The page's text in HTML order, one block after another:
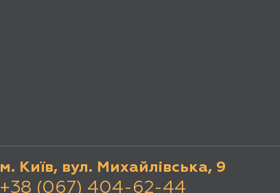
м. Київ, вул. Михайлівська, 9
+38 (067) 404-62-44